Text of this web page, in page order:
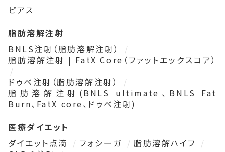
ピアス
脂肪溶解注射
BNLS注射（脂肪溶解注射）
脂肪溶解注射 | FatX Core（ファットエックスコア）
ドゥベ注射（脂肪溶解注射）
脂肪溶解注射(BNLS ultimate、BNLS Fat
Burn、FatX core、ドゥベ注射)
医療ダイエット
ダイエット点滴
フォシーガ
脂肪溶解ハイフ